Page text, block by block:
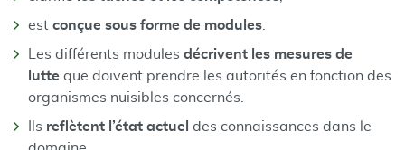
est conçue sous forme de modules
Les différents modules décrivent les mesures de
lutte que doivent prendre les autorités en fonction des
organismes nuisibles concernés.
Ils reflètent l’état actuel des connaissances dans le